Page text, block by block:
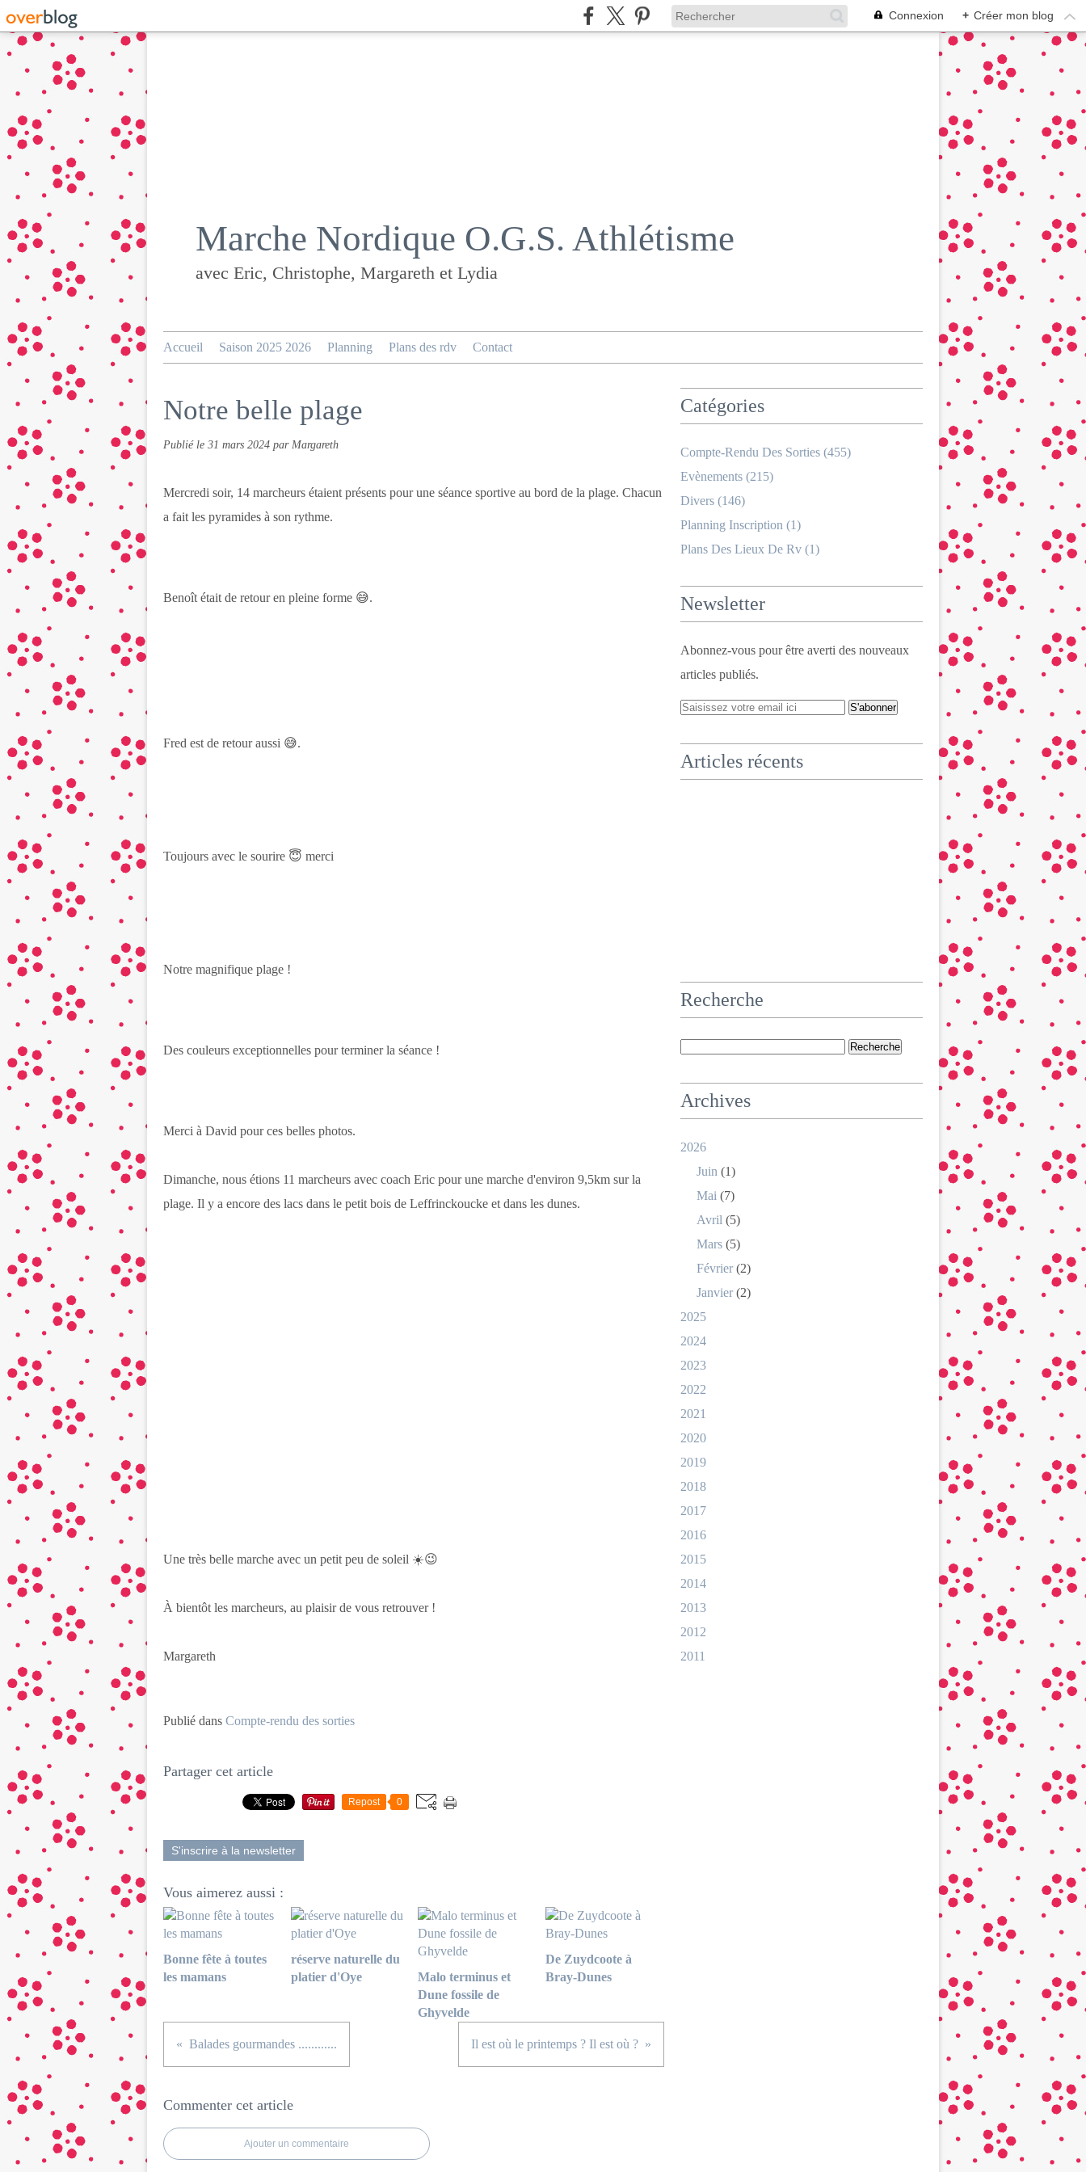
Connexion + Créer mon blog
Marche Nordique O.G.S. Athlétisme
avec Eric, Christophe, Margareth et Lydia
Accueil Saison 2025 2026 Planning Plans des rdv Contact
Notre belle plage
Publié le 31 mars 2024 par Margareth
Mercredi soir, 14 marcheurs étaient présents pour une séance sportive au bord de la plage. Chacun
a fait les pyramides à son rythme.
Benoît était de retour en pleine forme 😅.
Fred est de retour aussi 😅.
Toujours avec le sourire 😇 merci
Notre magnifique plage !
Des couleurs exceptionnelles pour terminer la séance !
Merci à David pour ces belles photos.
Dimanche, nous étions 11 marcheurs avec coach Eric pour une marche d'environ 9,5km sur la
plage. Il y a encore des lacs dans le petit bois de Leffrinckoucke et dans les dunes.
Une très belle marche avec un petit peu de soleil ☀️😉
À bientôt les marcheurs, au plaisir de vous retrouver !
Margareth
Publié dans Compte-rendu des sorties
Partager cet article
Repost 0
S'inscrire à la newsletter
Vous aimerez aussi :
Bonne fête à toutes
les mamans
réserve naturelle du
platier d'Oye
Malo terminus et
Dune fossile de
Ghyvelde
De Zuydcoote à
Bray-Dunes
Balades gourmandes ............ Il est où le printemps ? Il est où ?
Commenter cet article
Ajouter un commentaire
Catégories
Compte-Rendu Des Sorties (455)
Evènements (215)
Divers (146)
Planning Inscription (1)
Plans Des Lieux De Rv (1)
Newsletter
Abonnez-vous pour être averti des nouveaux
articles publiés.
Articles récents
Recherche
Archives
2026
Juin (1)
Mai (7)
Avril (5)
Mars (5)
Février (2)
Janvier (2)
2025
2024
2023
2022
2021
2020
2019
2018
2017
2016
2015
2014
2013
2012
2011